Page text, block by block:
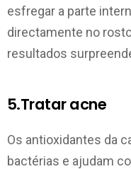
esfregar a parte
directamente no
resultados
5.Tratar acne
Os antioxidantes da
bactérias e ajudam